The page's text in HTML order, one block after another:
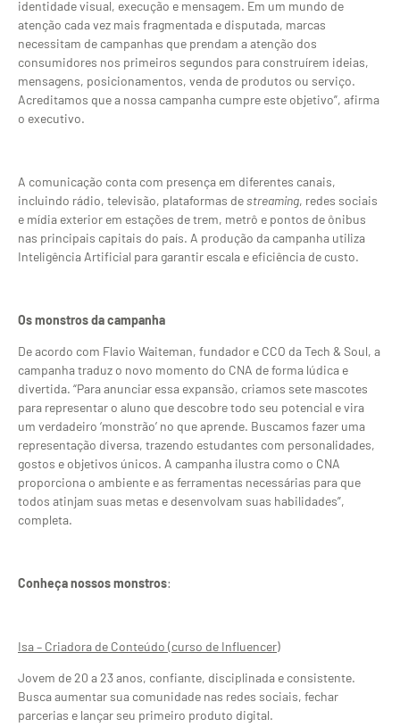
identidade visual, execução e mensagem. Em um mundo de
atenção cada vez mais fragmentada e disputada, marcas
necessitam de campanhas que prendam a atenção dos
consumidores nos primeiros segundos para construírem ideias,
mensagens, posicionamentos, venda de produtos ou serviço.
Acreditamos que a nossa campanha cumpre este objetivo”, afirma
o executivo.
A comunicação conta com presença em diferentes canais,
incluindo rádio, televisão, plataformas destreaming, redes sociais
e mídia exterior em estações de trem, metrô e pontos de ônibus
nas principais capitais do país. A produção da campanha utiliza
Inteligência Artificial para garantir escala e eficiência de custo.
Os monstros da campanha
De acordo com Flavio Waiteman, fundador e CCO da Tech & Soul, a
campanha traduz o novo momento do CNA de forma lúdica e
divertida. “Para anunciar essa expansão, criamos sete mascotes
para representar o aluno que descobre todo seu potencial e vira
um verdadeiro ‘monstrão’ no que aprende. Buscamos fazer uma
representação diversa, trazendo estudantes com personalidades,
gostos e objetivos únicos. A campanha ilustra como o CNA
proporciona o ambiente e as ferramentas necessárias para que
todos atinjam suas metas e desenvolvam suas habilidades”,
completa.
Conheçanossos monstros:
Isa – Criadora de Conteúdo (curso de Influencer)
Jovem de 20 a 23 anos, confiante, disciplinada e consistente.
Busca aumentar sua comunidade nas redes sociais, fechar
parcerias e lançar seu primeiro produto digital.